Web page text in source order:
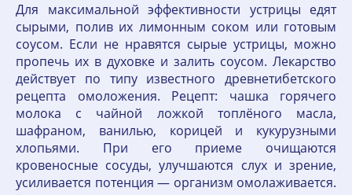
Для максимальной эффективности устрицы едят
сырыми, полив их лимонным соком или готовым
соусом. Если не нравятся сырые устрицы, можно
пропечь их в духовке и залить соусом. Лекарство
действует по типу известного древнетибетского
рецепта омоложения. Рецепт: чашка горячего
молока с чайной ложкой топлёного масла,
шафраном, ванилью, корицей и кукурузными
хлопьями. При его приеме очищаются
кровеносные сосуды, улучшаются слух и зрение,
усиливается потенция — организм омолаживается.